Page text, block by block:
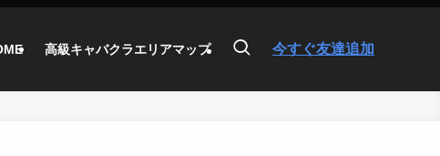
高級キャバクラエリアマップ 今すぐ友達追加